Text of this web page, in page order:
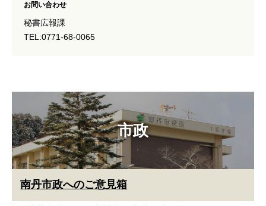
市政
南丹市政へのご意見箱
お問い合わせ
秘書広報課
TEL:0771-68-0065